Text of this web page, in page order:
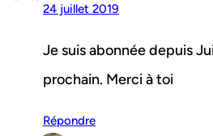
24 juillet 2019
Je suis abonnée depuis
prochain. Merci à toi
Répondre